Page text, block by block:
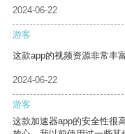
2024-06-22
游客
这款app的视频资源非常丰
2024-06-22
游客
这款加速器app的安全性很